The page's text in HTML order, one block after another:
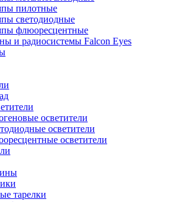
пилотные
светодиодные
флюоресцентные
и радиосистемы Falcon Eyes
осветители
осветители
осветители
тарелки